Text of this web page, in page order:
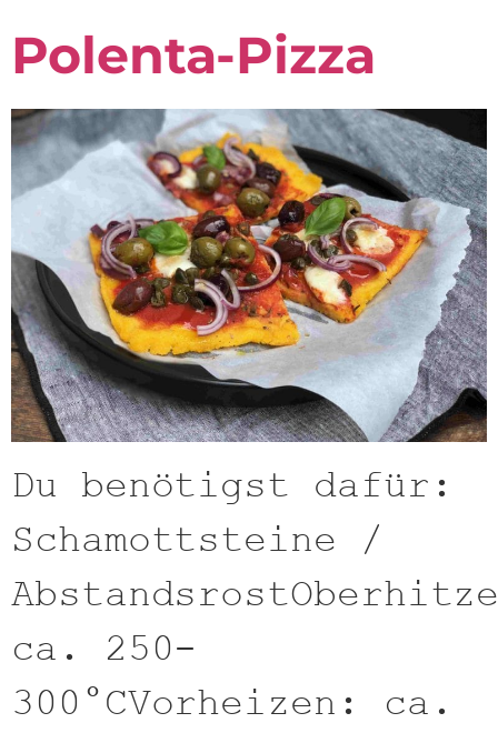
Polenta-Pizza
Du benötigst dafür:
Schamottsteine /
ca. 250-
300°CVorheizen: ca.